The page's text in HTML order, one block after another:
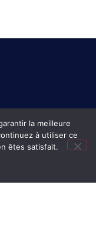
la meilleure
à utiliser ce
êtes satisfait.